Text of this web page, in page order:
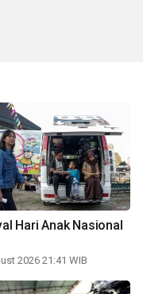
Hari Anak Nasional
2026 21:41 WIB